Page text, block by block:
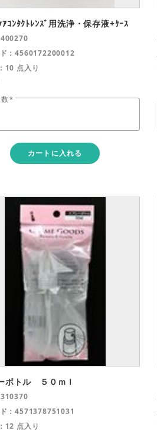
ｱｺﾝﾀｸﾄﾚﾝｽﾞ用洗浄・保存液+ｹｰｽ
：4560172200012
10 点入り
カートに入れる
ボトル ５０ｍｌ
：4571378751031
12 点入り